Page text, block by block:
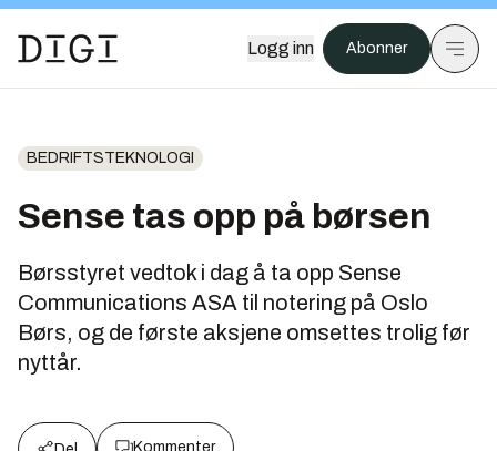
Logg inn Abonner
BEDRIFTSTEKNOLOGI
Sense tas opp på børsen
Børsstyret vedtok i dag å ta opp Sense
Communications ASA til notering på Oslo
Børs, og de første aksjene omsettes trolig før
nyttår.
Kommenter